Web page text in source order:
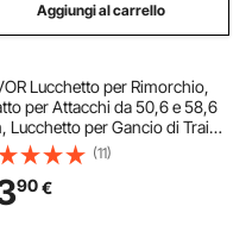
Aggiungi al carrello
Lucchetto per Rimorchio,
per Attacchi da 50,6 e 58,6
Lucchetto per Gancio di Traino
con 3 Chiavi, Protegge le
di Sicurezza, Resistente allo
e Alla Corrosione
(11)
90€